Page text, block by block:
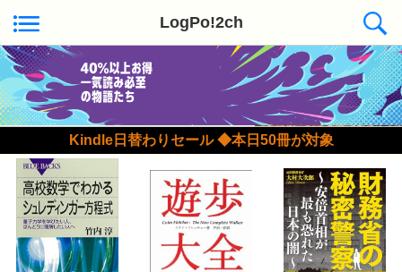
LogPo!2ch
Kindle日替わりセール ◆本日50冊が対象